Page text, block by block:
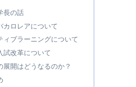
長の話
カロレアについて
ィブラーニングについて
試改革について
展開はどうなるのか？